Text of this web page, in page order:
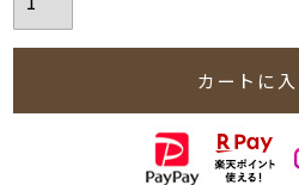
カートに